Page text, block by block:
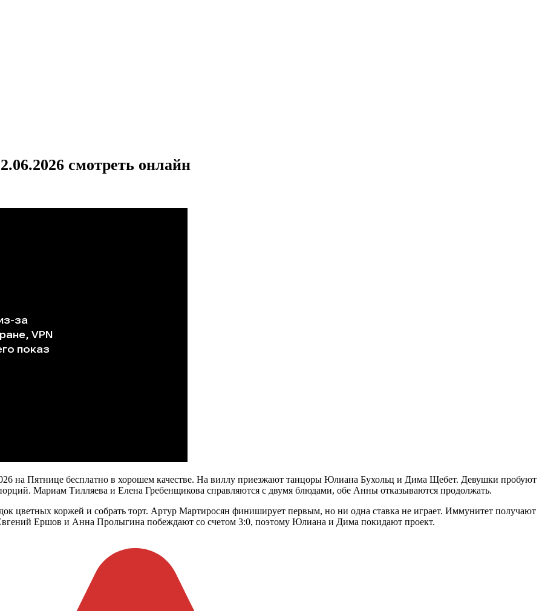
смотреть онлайн
на Пятнице бесплатно в хорошем качестве. На виллу приезжают танцоры Юлиана Бухольц и Дима Щебет. Девушки пробуют
Мариам Тилляева и Елена Гребенщикова справляются с двумя блюдами, обе Анны отказываются продолжать.
цветных коржей и собрать торт. Артур Мартиросян финиширует первым, но ни одна ставка не играет. Иммунитет получают
Ершов и Анна Пролыгина побеждают со счетом 3:0, поэтому Юлиана и Дима покидают проект.